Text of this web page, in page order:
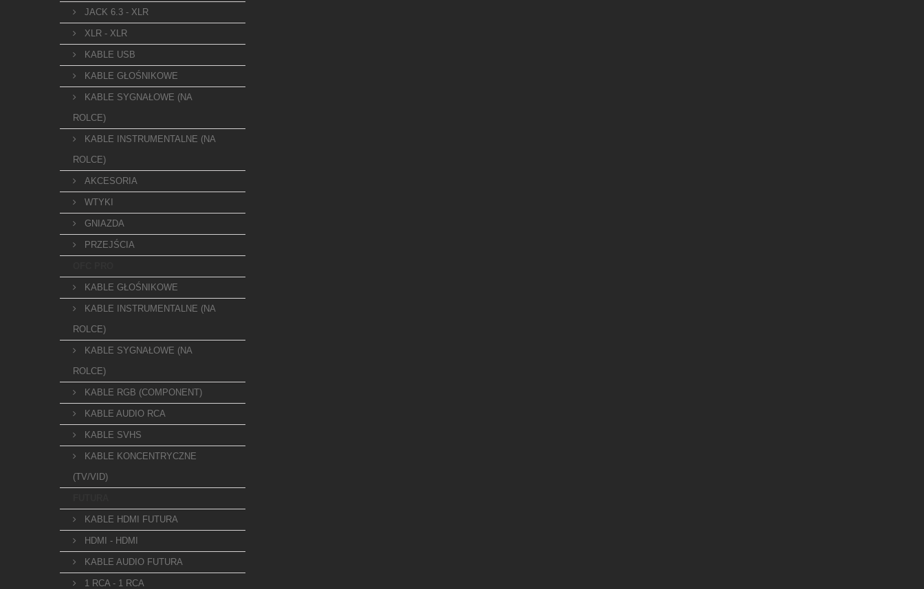
JACK 6.3 - XLR
XLR - XLR
KABLE USB
KABLE GŁOŚNIKOWE
KABLE SYGNAŁOWE (NA
ROLCE)
KABLE INSTRUMENTALNE (NA
ROLCE)
AKCESORIA
WTYKI
GNIAZDA
PRZEJŚCIA
KABLE GŁOŚNIKOWE
KABLE INSTRUMENTALNE (NA
ROLCE)
KABLE SYGNAŁOWE (NA
ROLCE)
KABLE RGB (COMPONENT)
KABLE AUDIO RCA
KABLE SVHS
KABLE KONCENTRYCZNE
(TV/VID)
KABLE HDMI FUTURA
HDMI - HDMI
KABLE AUDIO FUTURA
1 RCA - 1 RCA